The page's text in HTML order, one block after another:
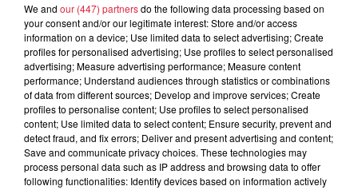
Toute l'actu
16h00
À Hoerdt, de l’eau brune sort des
robinets
We and our (447) partnersdo the following data processing based on
your consent and/or our legitimate interest: Store and/or access
information on a device; Use limited data to select advertising; Create
profiles for personalised advertising; Use profiles to select personalised
advertising; Measure advertising performance; Measure content
performance; Understand audiences through statistics or combinations
of data from different sources; Develop and improve services; Create
profiles to personalise content; Use profiles to select personalised
content; Use limited data to select content; Ensure security, prevent and
detect fraud, and fix errors; Deliver and present advertising and content;
Save and communicate privacy choices. These technologies may
process personal data such as IP address and browsing data to offer
following functionalities: Identify devices based on information actively